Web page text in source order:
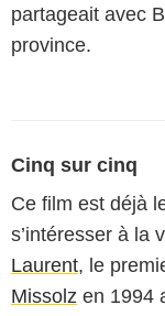
partageait avec
province.
Cinq sur cinq
Ce film est déjà
s’intéresser à la
Laurent, le
Missolz en 1994